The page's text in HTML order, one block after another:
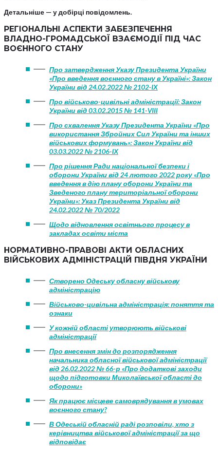
Детальніше — у добірці повідомлень.
РЕГІОНАЛЬНІ АСПЕКТИ ЗАБЕЗПЕЧЕННЯ
ВЛАДНО-ГРОМАДСЬКОЇ ВЗАЄМОДІЇ ПІД ЧАС
ВОЄННОГО СТАНУ
Про затвердження Указу Президента України
«Про введення воєнного стану в Україні»: Закон
України від 24.02.2022 № 2102-IX
Про військово-цивільні адміністрації: Закон
України від 03.02.2015 № 141-VIII
Про схвалення Указу Президента України «Про
використання Збройних Сил України та інших
військових формувань»: Закон України від
03.03.2022 № 2106-IX
Про рішення Ради національної безпеки і
оборони України від 24 лютого 2022 року «Про
введення в дію плану оборони України та
Зведеного плану територіальної оборони
України»: Указ Президента України від
24.02.2022 № 70/2022
Щодо відновлення освітнього процесу в
закладах освіти міста
НОРМАТИВНО-ПРАВОВІ АКТИ ОБЛАСНИХ
ВІЙСЬКОВИХ АДМІНІСТРАЦІЙ ПІВДНЯ УКРАЇНИ
Створено Одеську обласну військову
адміністрацію
Військово-цивільна адміністрація: поняття та
ознаки
У кожній області утворюють військові
адміністрації
Про внесення змін до розпорядження
начальника обласної військової адміністрації
від 26.02.2022 № 66-р «Про додаткові заходи
щодо підготовки Миколаївської області до
оборони»
Як працює місцеве самоврядування в умовах
воєнного стану?
В Одеській обласній раді розповіли, хто з
керівництва військової адміністрації за що
відповідає